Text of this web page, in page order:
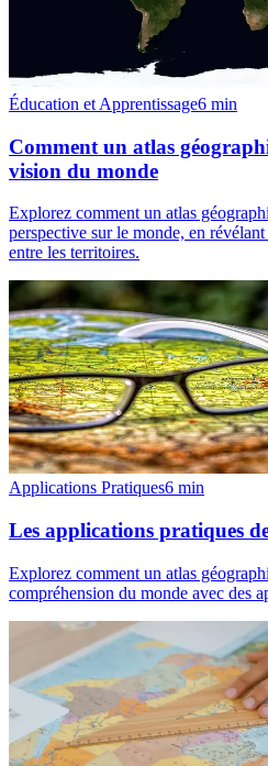
Éducation et Apprentissage6 min
Comment un atlas
vision du monde
Explorez comment un atlas
perspective sur le monde, en
entre les territoires.
Applications Pratiques6 min
Les applications pratiques
Explorez comment un atlas
compréhension du monde avec des